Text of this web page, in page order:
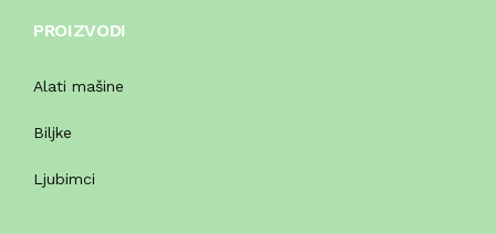
PROIZVODI
Alati mašine
Biljke
Ljubimci